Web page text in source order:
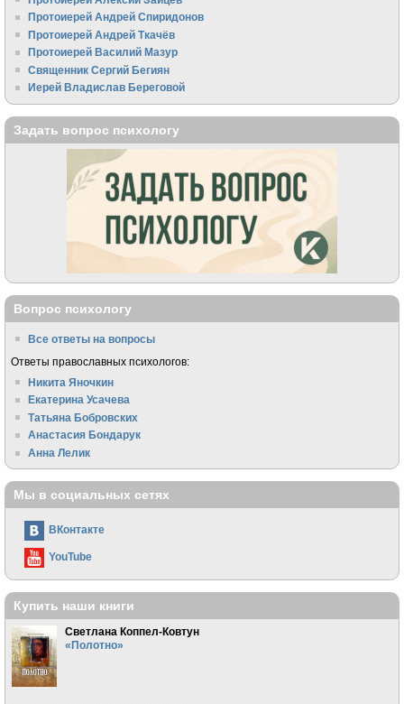
Протоиерей Андрей Спиридонов
Протоиерей Андрей Ткачёв
Протоиерей Василий Мазур
Священник Сергий Бегиян
Иерей Владислав Береговой
Задать вопрос психологу
Вопрос психологу
Все ответы на вопросы
Ответы православных психологов:
Никита Яночкин
Екатерина Усачева
Татьяна Бобровских
Анастасия Бондарук
Анна Лелик
Мы в социальных сетях
ВКонтакте
YouTube
Купить наши книги
Светлана Коппел-Ковтун
«Полотно»